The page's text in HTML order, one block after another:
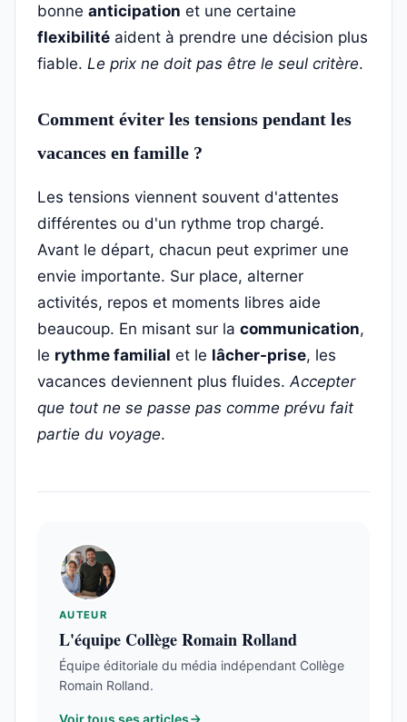
bonne anticipation et une certaine
flexibilité aident à prendre une décision plus
fiable. Le prix ne doit pas être le seul critère.
Comment éviter les tensions pendant les
vacances en famille ?
Les tensions viennent souvent d'attentes
différentes ou d'un rythme trop chargé.
Avant le départ, chacun peut exprimer une
envie importante. Sur place, alterner
activités, repos et moments libres aide
beaucoup. En misant sur la communication,
le rythme familial et le lâcher-prise, les
vacances deviennent plus fluides. Accepter
que tout ne se passe pas comme prévu fait
partie du voyage.
AUTEUR
L'équipe Collège Romain Rolland
Équipe éditoriale du média indépendant Collège
Romain Rolland.
Voir tous ses articles